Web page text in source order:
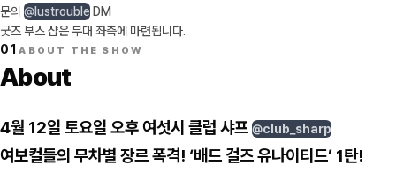
문의 @lustrouble DM
굿즈 부스 샵은 무대 좌측에 마련됩니다.
01ABOUT THE SHOW
About
4월 12일 토요일 오후 여섯시 클럽 샤프 @club_sharp
여보컬들의 무차별 장르 폭격! ‘배드 걸즈 유나이티드’ 1탄!